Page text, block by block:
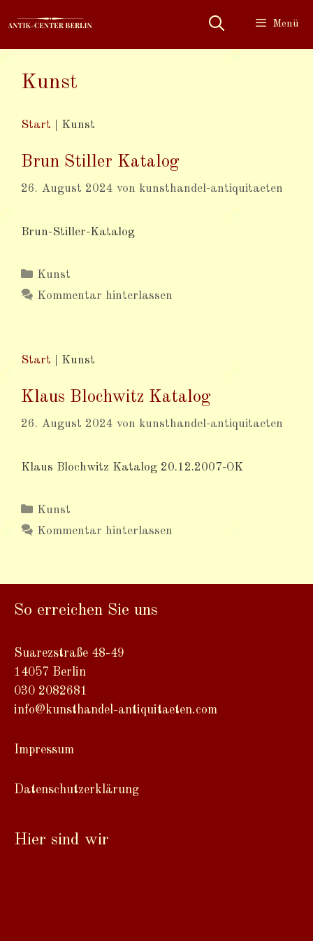
Inhalt
Menü
Kunst
Start Kunst
Brun Stiller Katalog
26. August 2024 von kunsthandel-antiquitaeten
Brun-Stiller-Katalog
Kategorien
Kunst
Kommentar hinterlassen
Start Kunst
Klaus Blochwitz Katalog
26. August 2024 von kunsthandel-antiquitaeten
Klaus Blochwitz Katalog 20.12.2007-OK
Kategorien
Kunst
Kommentar hinterlassen
So erreichen Sie uns
Suarezstraße 48-49
14057 Berlin
030 2082681
info@kunsthandel-antiquitaeten.com
Impressum
Datenschutzerklärung
Hier sind wir